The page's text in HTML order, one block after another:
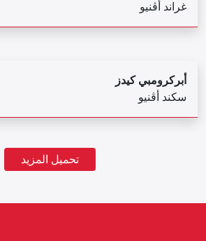
غراند أڤنيو
أبركرومبي كيدز
سكند أڤنيو
تحميل المزيد